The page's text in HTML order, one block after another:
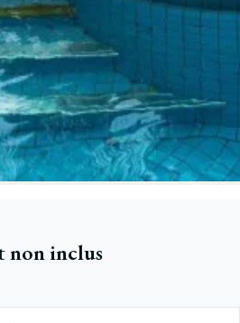
non inclus